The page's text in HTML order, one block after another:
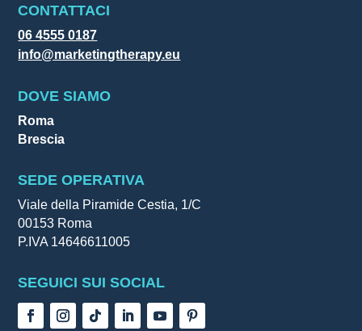
CONTATTACI
06 4555 0187
info@marketingtherapy.eu
DOVE SIAMO
Roma
Brescia
SEDE OPERATIVA
Viale della Piramide Cestia, 1/C
00153 Roma
P.IVA 14646611005
SEGUICI SUI SOCIAL